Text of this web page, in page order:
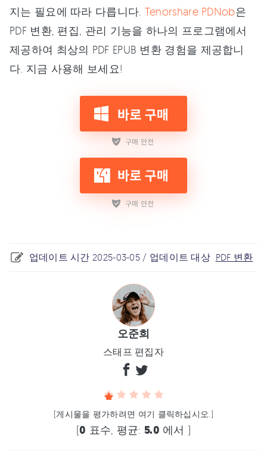
지는 필요에 따라 다릅니다. Tenorshare PDNob은
PDF 변환, 편집, 관리 기능을 하나의 프로그램에서
제공하여 최상의 PDF EPUB 변환 경험을 제공합니
다. 지금 사용해 보세요!
업데이트 시간 2025-03-05 / 업데이트 대상 PDF 변환
오준희
스태프 편집자
(게시물을 평가하려면 여기 클릭하십시오.)
(0 표수, 평균: 5.0 에서 )